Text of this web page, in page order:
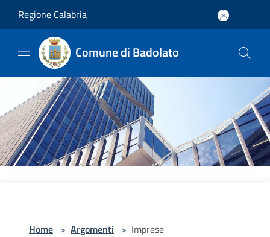
Regione Calabria
Comune di Badolato
Home > Argomenti > Imprese